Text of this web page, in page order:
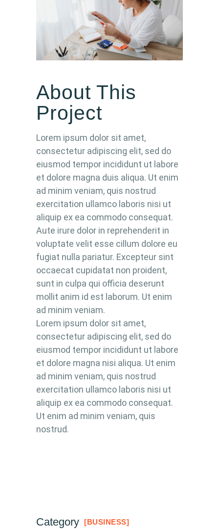
About This
Project
Lorem ipsum dolor sit amet,
consectetur adipiscing elit, sed do
eiusmod tempor incididunt ut labore
et dolore magna duis aliqua. Ut enim
ad minim veniam, quis nostrud
exercitation ullamco laboris nisi ut
aliquip ex ea commodo consequat.
Aute irure dolor in reprehenderit in
voluptate velit esse cillum dolore eu
fugiat nulla pariatur. Excepteur sint
occaecat cupidatat non proident,
sunt in culpa qui officia deserunt
mollit anim id est laborum. Ut enim
ad minim veniam.
Lorem ipsum dolor sit amet,
consectetur adipiscing elit, sed do
eiusmod tempor incididunt ut labore
et dolore magna nisi aliqua. Ut enim
ad minim veniam, quis nostrud
exercitation ullamco laboris nisi ut
aliquip ex ea commodo consequat.
Ut enim ad minim veniam, quis
nostrud.
Category BUSINESS